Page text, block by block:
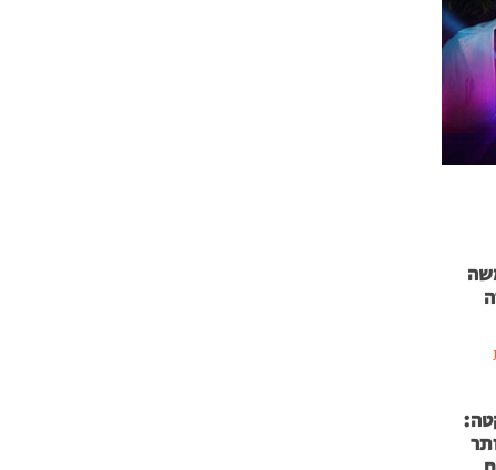
נמשה
אותר